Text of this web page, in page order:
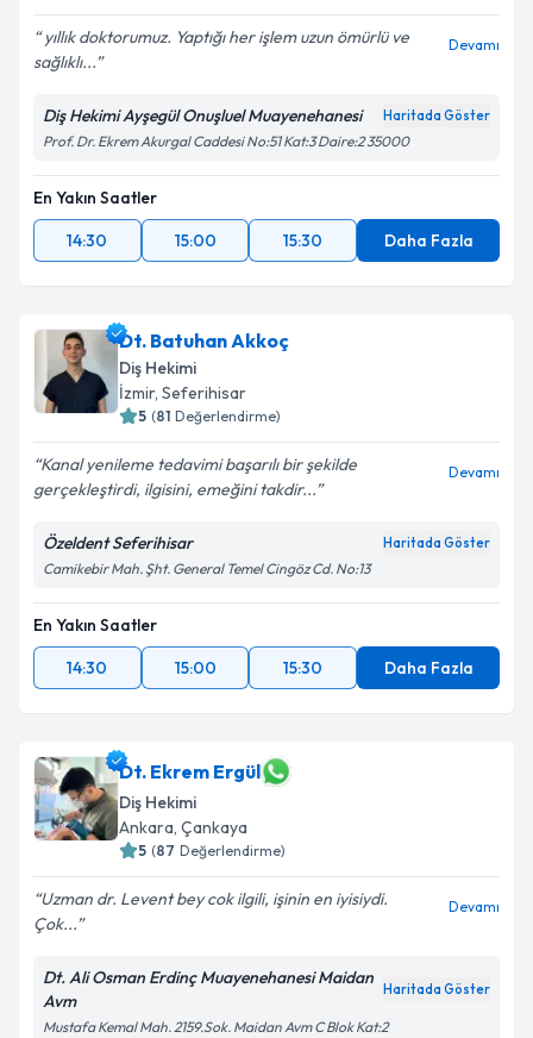
yıllık doktorumuz. Yaptığı her işlem uzun ömürlü ve
sağlıklı...
Devamı
Diş Hekimi Ayşegül Onuşluel Muayenehanesi Haritada Göster
Prof. Dr. Ekrem Akurgal Caddesi No:51 Kat:3 Daire:2 35000
En Yakın Saatler
14:30
15:00 15:30 Daha Fazla
Dt. Batuhan Akkoç
Diş Hekimi
İzmir, Seferihisar
5 (81 Değerlendirme)
Kanal yenileme tedavimi başarılı bir şekilde
gerçekleştirdi, ilgisini, emeğini takdir...
Devamı
Özeldent Seferihisar Haritada Göster
Camikebir Mah. Şht. General Temel Cingöz Cd. No:13
En Yakın Saatler
14:30
15:00 15:30 Daha Fazla
Dt. Ekrem Ergül
Diş Hekimi
Ankara, Çankaya
5 (87 Değerlendirme)
Uzman dr. Levent bey cok ilgili, işinin en iyisiydi.
Çok...
Devamı
Dt. Ali Osman Erdinç Muayenehanesi Maidan
Avm
Haritada Göster
Mustafa Kemal Mah. 2159.Sok. Maidan Avm C Blok Kat:2